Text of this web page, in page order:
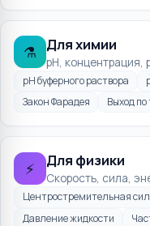
⚗️ Для химии
pH, концентрация,
pH буферного раствора
Закон Фарадея
Выход по
⚡ Для физики
Скорость, сила,
Центростремительная
Давление жидкости